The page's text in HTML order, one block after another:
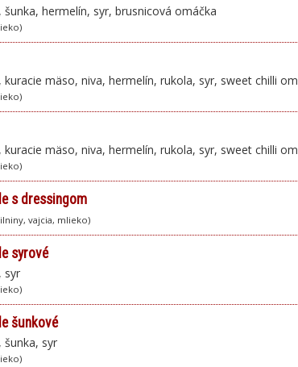
hermelín, syr, brusnicová omáčka
mäso, niva, hermelín, rukola, syr, sweet chilli
mäso, niva, hermelín, rukola, syr, sweet chilli
s dressingom
vajcia, mlieko)
syrové
syr
šunkové
syr